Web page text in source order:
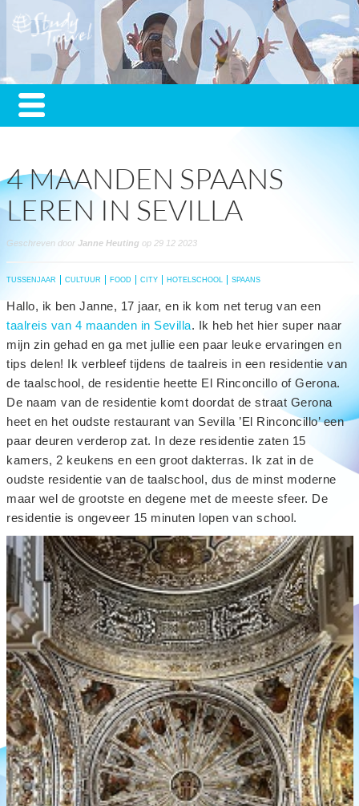
4 MAANDEN SPAANS
LEREN IN SEVILLA
Geschreven door Janne Heuting op 29 12 2023
TUSSENJAAR CULTUUR FOOD CITY HOTELSCHOOL SPAANS
Hallo, ik ben Janne, 17 jaar, en ik kom net terug van een
taalreis van 4 maanden in Sevilla. Ik heb het hier super naar
mijn zin gehad en ga met jullie een paar leuke ervaringen en
tips delen! Ik verbleef tijdens de taalreis in een residentie van
de taalschool, de residentie heette El Rinconcillo of Gerona.
De naam van de residentie komt doordat de straat Gerona
heet en het oudste restaurant van Sevilla ’El Rinconcillo’ een
paar deuren verderop zat. In deze residentie zaten 15
kamers, 2 keukens en een groot dakterras. Ik zat in de
oudste residentie van de taalschool, dus de minst moderne
maar wel de grootste en degene met de meeste sfeer. De
residentie is ongeveer 15 minuten lopen van school.